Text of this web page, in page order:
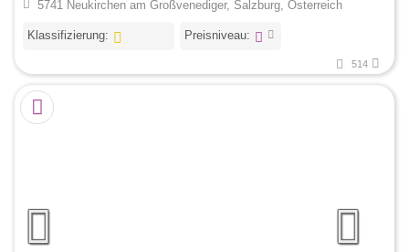
5741 Neukirchen am Großvenediger, Salzburg, Österreich
Klassifizierung: Preisniveau:
514